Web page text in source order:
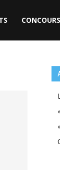
CONCOURS